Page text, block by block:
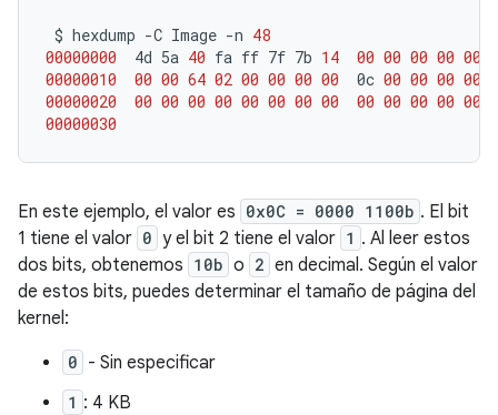
$ hexdump -C Image -n 48
00000000
4d 5a 40 fa ff 7f 7b 14 00 00 00 00 00
00000010
00 00 64 02 00 00 00 00 0c 00 00 00 00
00000020
00 00 00 00 00 00 00 00 00 00 00 00 00
00000030
En este ejemplo, el valor es 0x0C = 0000 1100b . El bit
1 tiene el valor 0 y el bit 2 tiene el valor 1 . Al leer estos
dos bits, obtenemos 10b o 2 en decimal. Según el valor
de estos bits, puedes determinar el tamaño de página del
kernel:
0 - Sin especificar
1 : 4 KB